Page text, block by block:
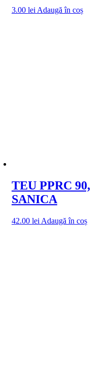
3.00 lei Adaugă în coș
TEU PPRC 90,
SANICA
42.00 lei Adaugă în coș